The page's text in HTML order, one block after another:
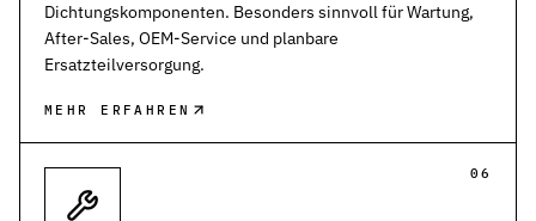
Dichtungskomponenten. Besonders sinnvoll für Wartung,
After-Sales, OEM-Service und planbare
Ersatzteilversorgung.
MEHR ERFAHREN
06